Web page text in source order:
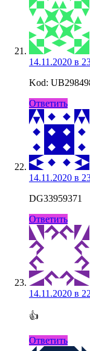
14.11.2020 в
Kod:
Ответить
14.11.2020 в
DG33959371
Ответить
14.11.2020 в
👍
Ответить